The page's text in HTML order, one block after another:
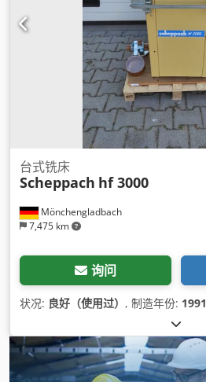
Mönchengladbach
7,475 km
台式铣床
Scheppach hf 3000
询问
状况: 良好（使用过） , 制造年份: 1991